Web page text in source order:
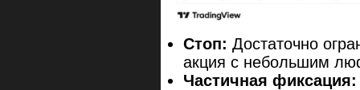
Стоп: Достаточно
акция с небольшим
Частичная фиксация: